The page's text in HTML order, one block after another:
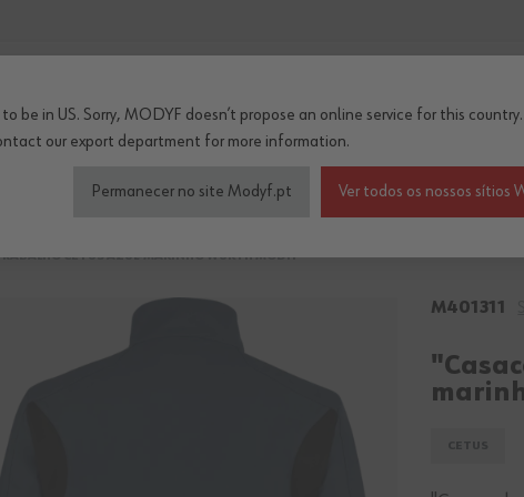
Roupa de trabalho inverno/térmica
CETUS AZUL-MARINHO WÜRTH MODYF"
M401311
to be in US. Sorry, MODYF doesn’t propose an online service for this country.
our export department for more information.
Permanecer no site Modyf.pt Ver todos os nossos sítios